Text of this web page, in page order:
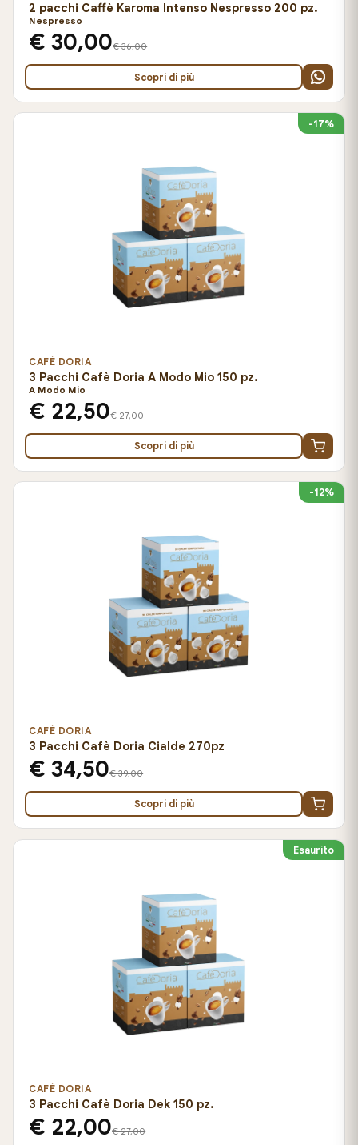
2 pacchi Caffè Karoma Intenso Nespresso 200 pz.
Nespresso
€ 30,00€ 36,00
Scopri di più
-17%
CAFÈ DORIA
3 Pacchi Cafè Doria A Modo Mio 150 pz.
A Modo Mio
€ 22,50€ 27,00
Scopri di più
-12%
CAFÈ DORIA
3 Pacchi Cafè Doria Cialde 270pz
€ 34,50€ 39,00
Scopri di più
Esaurito
CAFÈ DORIA
3 Pacchi Cafè Doria Dek 150 pz.
€ 22,00€ 27,00